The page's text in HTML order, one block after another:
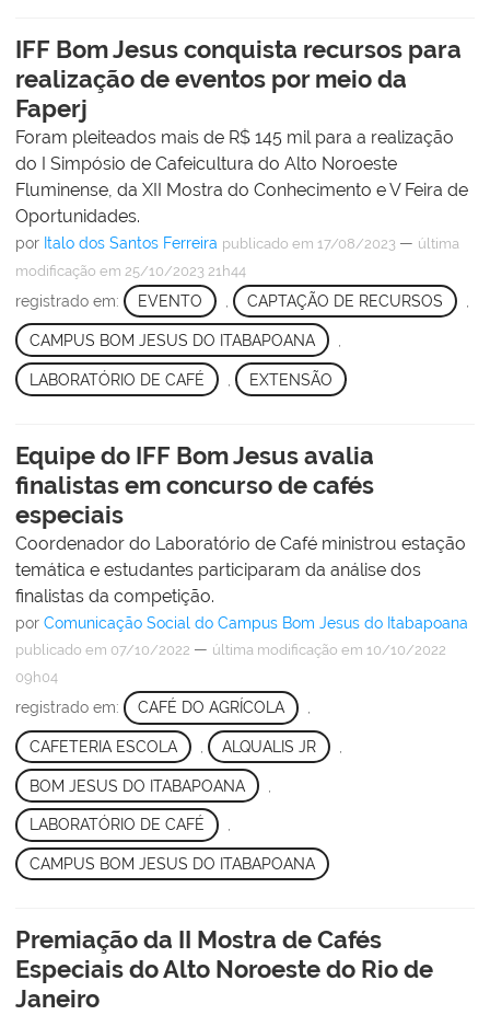
IFF Bom Jesus conquista recursos para
realização de eventos por meio da
Faperj
Foram pleiteados mais de R$ 145 mil para a realização
do I Simpósio de Cafeicultura do Alto Noroeste
Fluminense, da XII Mostra do Conhecimento e V Feira de
Oportunidades.
por Italo dos Santos Ferreira publicado em 17/08/2023 — última
modificação em 25/10/2023 21h44
registrado em: EVENTO CAPTAÇÃO DE RECURSOS
CAMPUS BOM JESUS DO ITABAPOANA
LABORATÓRIO DE CAFÉ EXTENSÃO
Equipe do IFF Bom Jesus avalia
finalistas em concurso de cafés
especiais
Coordenador do Laboratório de Café ministrou estação
temática e estudantes participaram da análise dos
finalistas da competição.
por Comunicação Social do Campus Bom Jesus do Itabapoana
publicado em 07/10/2022 — última modificação em 10/10/2022
09h04
registrado em: CAFÉ DO AGRÍCOLA ,
CAFETERIA ESCOLA ALQUALIS JR
BOM JESUS DO ITABAPOANA
LABORATÓRIO DE CAFÉ ,
CAMPUS BOM JESUS DO ITABAPOANA
Premiação da II Mostra de Cafés
Especiais do Alto Noroeste do Rio de
Janeiro